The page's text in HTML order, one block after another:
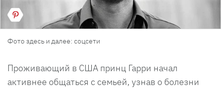
Фото здесь и далее: соцсети
Проживающий в США принц Гарри начал
активнее общаться с семьей, узнав о болезни